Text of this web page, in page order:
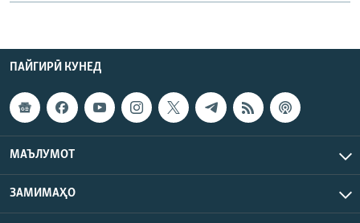
ПАЙГИРӢ КУНЕД
МАЪЛУМОТ
ЗАМИМАҲО